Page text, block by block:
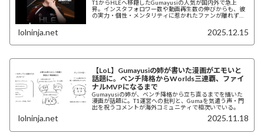
T1からHLEへ移籍したGumayusiの人気が国内外で急上
昇。インスタフォロワー数や動画再生数の伸びからも、彼
の実力・個性・メンタリティに惹かれたファンが離れずに
lolninja.net 2025.12.15
【LoL】Gumayusiの姉が書いた漫画がエモいと
話題に。ベンチ降格からWorlds三連覇、ファイ
ナルMVPになるまで
Gumayusiの姉が、ベンチ降格から立ち直るまでを描いた
漫画が話題に。T1運営への批判と、Gumaを気遣う声・門
出を祝うコメントが海外コミュニティで相次いでいる。
lolninja.net 2025.11.18